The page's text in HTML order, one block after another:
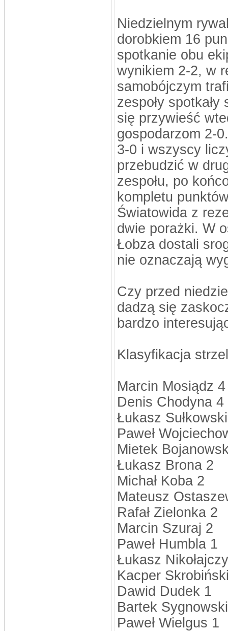
Niedzielnym
dorobkiem 16
spotkanie obu
wynikiem 2-2, w
samobójczym
zespoły
się przywieść
gospodarzom 2-
3-0 i wszyscy
przebudzić w
zespołu, po
kompletu
Światowida z
dwie porażki. W
Łobza dostali
nie oznaczają
Czy przed
dadzą się
bardzo
Klasyfikacja
Marcin Mosiądz 4
Denis Chodyna 4
Łukasz
Paweł
Mietek
Łukasz Brona 2
Michał Koba 2
Mateusz
Rafał Zielonka 2
Marcin Szuraj 2
Paweł Humbla 1
Łukasz
Kacper
Dawid Dudek 1
Bartek
Paweł Wielgus 1